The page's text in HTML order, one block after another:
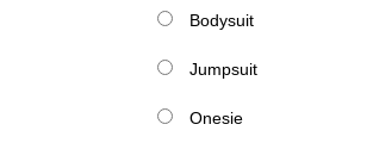
Bodysuit
Jumpsuit
Onesie